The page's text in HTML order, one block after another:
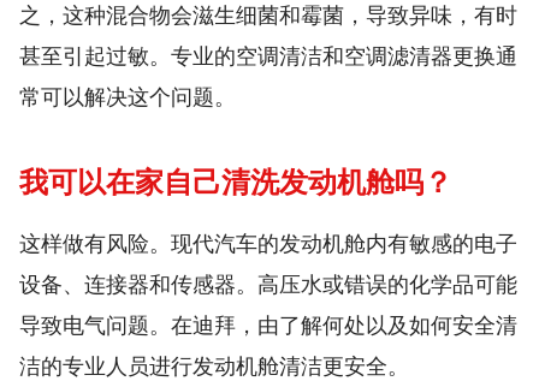
之，这种混合物会滋生细菌和霉菌，导致异味，有时
甚至引起过敏。专业的空调清洁和空调滤清器更换通
常可以解决这个问题。
我可以在家自己清洗发动机舱吗？
这样做有风险。现代汽车的发动机舱内有敏感的电子
设备、连接器和传感器。高压水或错误的化学品可能
导致电气问题。在迪拜，由了解何处以及如何安全清
洁的专业人员进行发动机舱清洁更安全。